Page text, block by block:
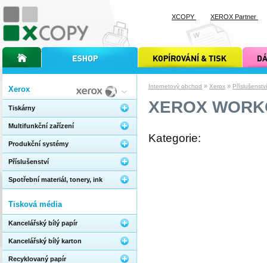
Internetový obchod » Xerox » Příslušenství
XEROX
Kategorie:
Xerox
Tiskárny
Multifunkční zařízení
Produkční systémy
Příslušenství
Spotřební materiál, tonery, ink
Tisková média
Kancelářský bílý papír
Kancelářský bílý karton
Recyklovaný papír
úvodní stránka xcopyinternetový obchod xcopy kopírování a tisk xcopy dárkové
XCOPY XEROX Partner